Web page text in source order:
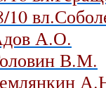
10
А.О.
В.М.